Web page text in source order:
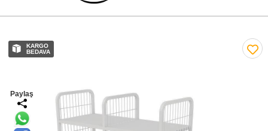
KARGO
BEDAVA
Paylaş